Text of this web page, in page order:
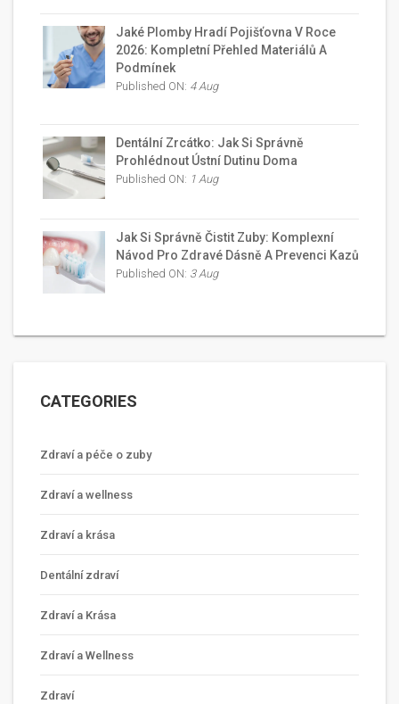
Jaké Plomby Hradí Pojišťovna V Roce
2026: Kompletní Přehled Materiálů A
Podmínek
Published ON: 4 Aug
Dentální Zrcátko: Jak Si Správně
Prohlédnout Ústní Dutinu Doma
Published ON: 1 Aug
Jak Si Správně Čistit Zuby: Komplexní
Návod Pro Zdravé Dásně A Prevenci Kazů
Published ON: 3 Aug
CATEGORIES
Zdraví a péče o zuby
Zdraví a wellness
Zdraví a krása
Dentální zdraví
Zdraví a Krása
Zdraví a Wellness
Zdraví